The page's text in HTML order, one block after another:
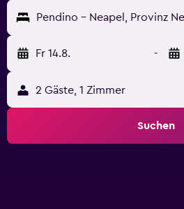
Pendino - Neapel, Provinz
Fr 14.8. -
2 Gäste, 1 Zimmer
Suchen